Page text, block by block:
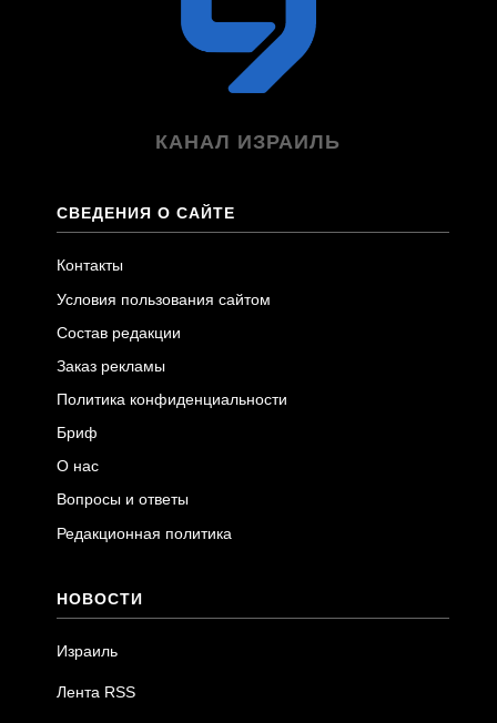
КАНАЛ ИЗРАИЛЬ
СВЕДЕНИЯ О САЙТЕ
Контакты
Условия пользования сайтом
Состав редакции
Заказ рекламы
Политика конфиденциальности
Бриф
О нас
Вопросы и ответы
Редакционная политика
НОВОСТИ
Израиль
Лента RSS